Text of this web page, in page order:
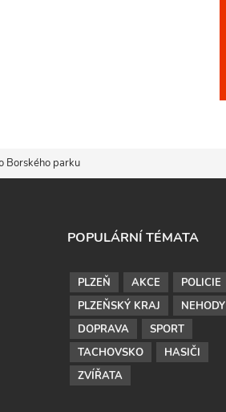
Borského parku
POPULÁRNÍ TÉMATA
PLZEŇ AKCE
POLICIE
PLZEŇSKÝ KRAJ
NEHODY
DOPRAVA
SPORT
TACHOVSKO
HASIČI
ZVÍŘATA